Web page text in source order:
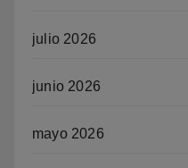
julio 2026
junio 2026
mayo 2026